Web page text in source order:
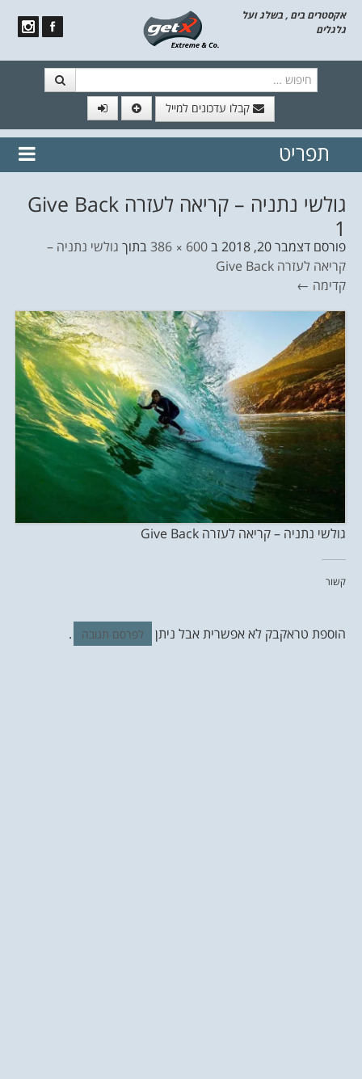
אקסטרים בים , בשלג ועל
גלגלים
קבלו עדכונים למייל
// הצטרף לרשימת תפוצה!
נשמח
תפריט
גולשי נתניה – קריאה לעזרה Give Back
1
פורסם דצמבר 20, 2018 ב600 × 386 בתוך גולשי נתניה –
קריאה לעזרה Give Back
קדימה ←
גולשי נתניה – קריאה לעזרה Give Back
קשור
הוספת טראקבק לא אפשרית אבל ניתן לפרסם תגובה .